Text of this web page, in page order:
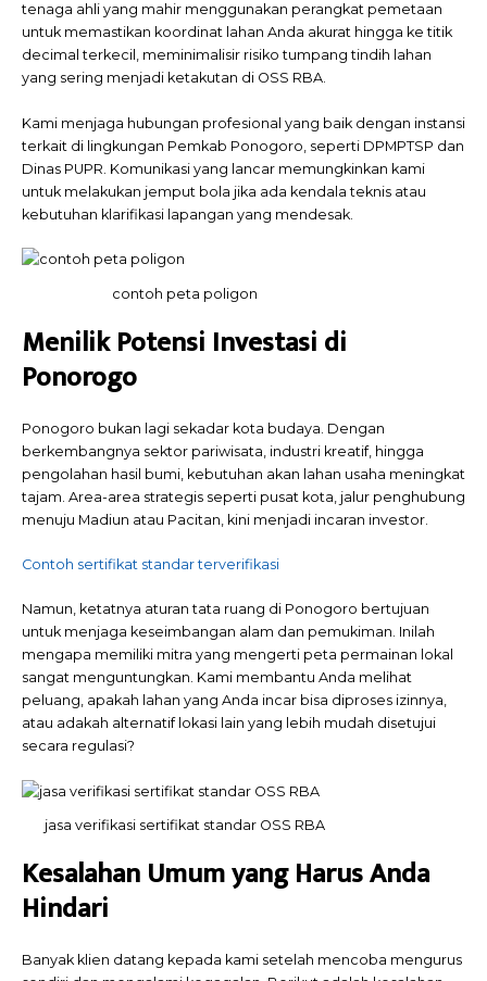
tenaga ahli yang mahir menggunakan perangkat pemetaan
untuk memastikan koordinat lahan Anda akurat hingga ke titik
decimal terkecil, meminimalisir risiko tumpang tindih lahan
yang sering menjadi ketakutan di OSS RBA.
Kami menjaga hubungan profesional yang baik dengan instansi
terkait di lingkungan Pemkab Ponogoro, seperti DPMPTSP dan
Dinas PUPR. Komunikasi yang lancar memungkinkan kami
untuk melakukan jemput bola jika ada kendala teknis atau
kebutuhan klarifikasi lapangan yang mendesak.
contoh peta poligon
Menilik Potensi Investasi di
Ponorogo
Ponogoro bukan lagi sekadar kota budaya. Dengan
berkembangnya sektor pariwisata, industri kreatif, hingga
pengolahan hasil bumi, kebutuhan akan lahan usaha meningkat
tajam. Area-area strategis seperti pusat kota, jalur penghubung
menuju Madiun atau Pacitan, kini menjadi incaran investor.
Contoh sertifikat standar terverifikasi
Namun, ketatnya aturan tata ruang di Ponogoro bertujuan
untuk menjaga keseimbangan alam dan pemukiman. Inilah
mengapa memiliki mitra yang mengerti peta permainan lokal
sangat menguntungkan. Kami membantu Anda melihat
peluang, apakah lahan yang Anda incar bisa diproses izinnya,
atau adakah alternatif lokasi lain yang lebih mudah disetujui
secara regulasi?
jasa verifikasi sertifikat standar OSS RBA
Kesalahan Umum yang Harus Anda
Hindari
Banyak klien datang kepada kami setelah mencoba mengurus